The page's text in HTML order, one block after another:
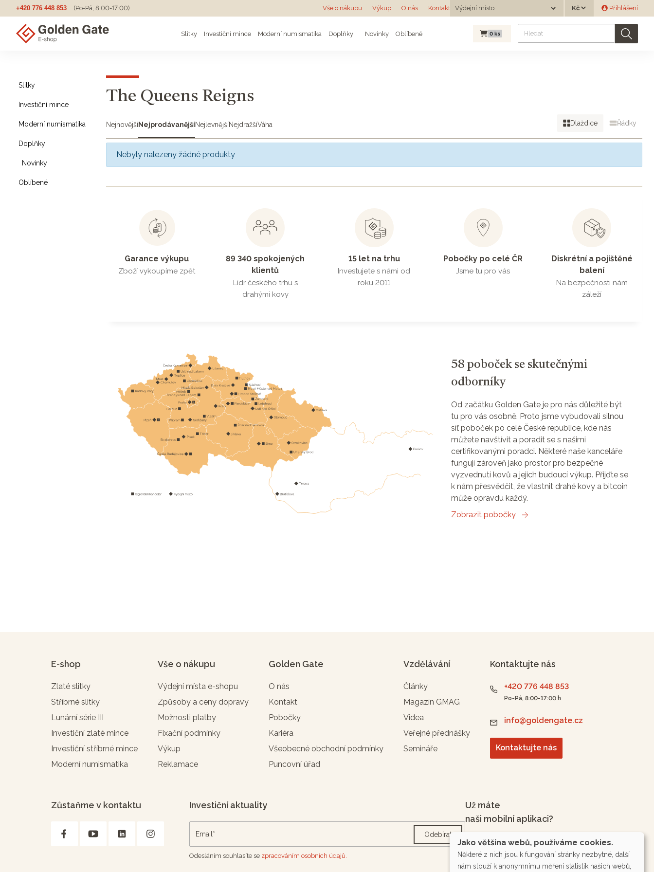
+420 776 448 853 (Po-Pá, 8:00-17:00) Vše o nákupu Výkup O nás Kontakt Výdejní místo
Výdejní místo
Měna Přihlášení
Slitky Investiční mince Moderní numismatika Doplňky Novinky Oblíbené 0 ks
Slitky
Investiční mince
Moderní numismatika
Doplňky
Novinky
Oblíbené
The Queens Reigns
NejnovějšíNejprodávanějšíNejlevnějšíNejdražšíVáha Dlaždice Řádky
Nebyly nalezeny žádné produkty
Garance výkupu
Zboží vykoupíme zpět
89 340 spokojených
klientů
Lídr českého trhu s
drahými kovy
15 let na trhu
Investujete s námi od
roku 2011
Pobočky po celé ČR
Jsme tu pro vás
Diskrétní a pojištěné
balení
Na bezpečnosti nám
záleží
58 poboček se skutečnými
odborníky
Od začátku Golden Gate je pro nás důležité být
tu pro vás osobně. Proto jsme vybudovali silnou
síť poboček po celé České republice, kde nás
můžete navštívit a poradit se s našimi
certifikovanými poradci. Některé naše kanceláře
fungují zároveň jako prostor pro bezpečné
vyzvednutí kovů a jejich budoucí výkup. Přijďte se
k nám přesvědčit, že vlastnit drahé kovy a bitcoin
může opravdu každý.
Zobrazit pobočky
E-shop
Zlaté slitky
Stříbrné slitky
Lunární série III
Investiční zlaté mince
Investiční stříbrné mince
Moderní numismatika
Vše o nákupu
Výdejní místa e-shopu
Způsoby a ceny dopravy
Možnosti platby
Fixační podmínky
Výkup
Reklamace
Golden Gate
O nás
Kontakt
Pobočky
Kariéra
Všeobecné obchodní podmínky
Puncovní úřad
Vzdělávání
Články
Magazín GMAG
Videa
Veřejné přednášky
Semináře
Kontaktujte nás
+420 776 448 853
Po-Pá, 8:00-17:00 h
info@goldengate.cz
Kontaktujte nás
Zůstaňme v kontaktu Investiční aktuality
Odebírat
Odesláním souhlasíte se zpracováním osobních údajů.
Už máte
naši mobilní aplikaci?
Jako většina webů, používáme cookies.
Některé z nich jsou k fungování stránky nezbytné, další
nám slouží k anonymnímu měření statistik našich webů,